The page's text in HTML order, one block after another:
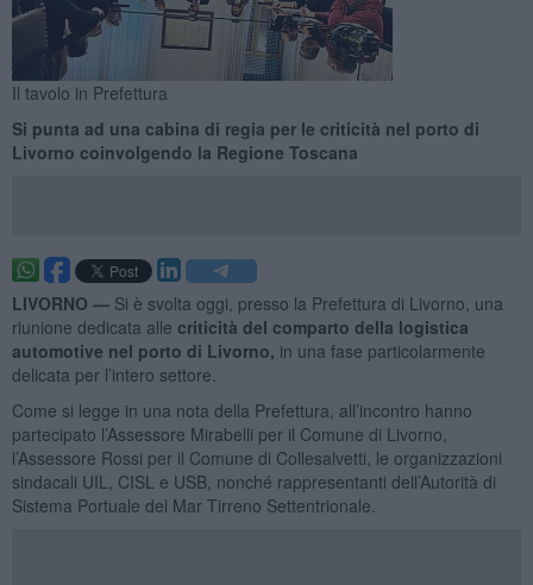
Il tavolo in Prefettura
Si punta ad una cabina di regia per le criticità nel porto di
Livorno coinvolgendo la Regione Toscana
LIVORNO — Si è svolta oggi, presso la Prefettura di Livorno, una
riunione dedicata alle criticità del comparto della logistica
automotive nel porto di Livorno, in una fase particolarmente
delicata per l’intero settore.
Come si legge in una nota della Prefettura, all’incontro hanno
partecipato l’Assessore Mirabelli per il Comune di Livorno,
l’Assessore Rossi per il Comune di Collesalvetti, le organizzazioni
sindacali UIL, CISL e USB, nonché rappresentanti dell’Autorità di
Sistema Portuale del Mar Tirreno Settentrionale.